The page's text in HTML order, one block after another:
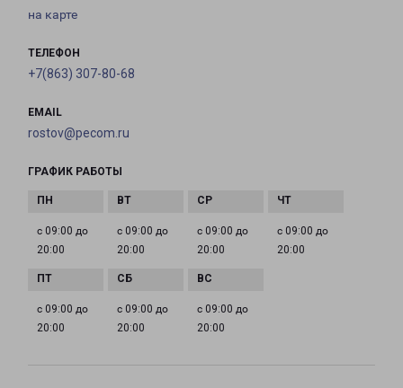
на карте
ТЕЛЕФОН
+7(863) 307-80-68
EMAIL
rostov@pecom.ru
ГРАФИК РАБОТЫ
с 09:00 до
20:00
с 09:00 до
20:00
с 09:00 до
20:00
с 09:00 до
20:00
с 09:00 до
20:00
с 09:00 до
20:00
с 09:00 до
20:00